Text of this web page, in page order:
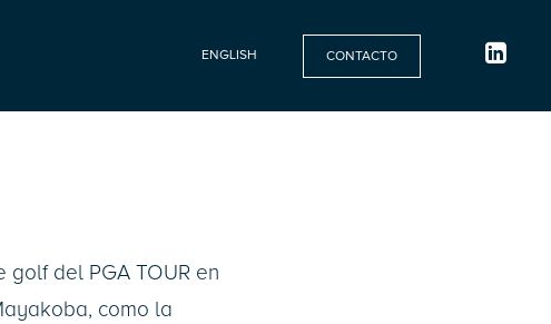
ENGLISH CONTACTO
del PGA TOUR en
como la